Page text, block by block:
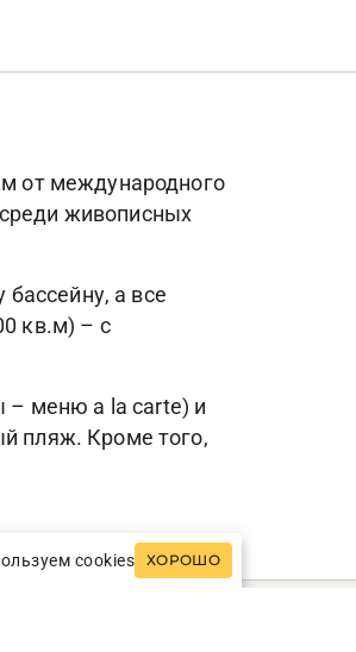
от международного
живописных
а все
кв.м) – с
– меню a la carte) и
пляж. Кроме того,
cookies ХОРОШО